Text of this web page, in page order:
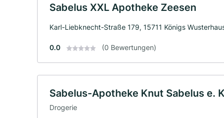
Sabelus XXL Apotheke Zeesen
Karl-Liebknecht-Straße 179, 15711 Königs
0.0 (0 Bewertungen)
Sabelus-Apotheke Knut Sabelus e.
Drogerie